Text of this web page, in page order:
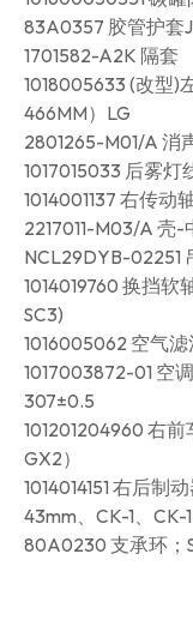
83A0357 胶管护套
1701582-A2K 隔套
1018005633 (改型)
466MM）LG
2801265-M01/A 消
1017015033 后雾灯
1014001137 右传动
2217011-M03/A 壳
NCL29DYB-02251
1014019760 换挡软
SC3)
1016005062 空气滤
1017003872-01 空
307±0.5
101201204960 右
GX2）
1014014151 右后制
43mm、CK-1、CK-
80A0230 支承环；